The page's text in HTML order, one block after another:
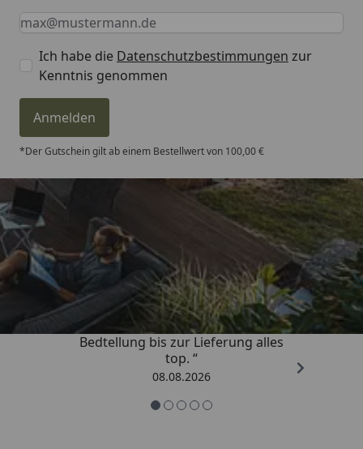
Keine Eingabe erforderlich
Eingabe erforderlich
E-Mail *
Ich habe die Datenschutzbestimmungen zur
Kenntnis genommen
Anmelden
*Der Gutschein gilt ab einem Bestellwert von 100,00 €
Trusted Shops
4,81/ 5
„Von der Beschreigung über die
Bedtellung bis zur Lieferung alles
top. “
08.08.2026